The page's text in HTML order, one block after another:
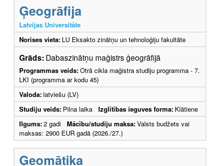
Ģeogrāfija
Latvijas Universitāte
Norises vieta: LU Eksakto zinātņu un tehnoloģiju fakultāte
Grāds: Dabaszinātņu maģistrs ģeogrāfijā
Programmas veids:Otrā cikla maģistra studiju programma - 7.
LKI (programma ar kodu 45)
Valoda:latviešu (LV)
Studiju veids: Pilna laika Izglītības ieguves forma: Klātiene
Ilgums:2 gadi Mācību/studiju maksa:Valsts budžets vai
maksas: 2900 EUR gadā (2026./27.)
Ģeomātika